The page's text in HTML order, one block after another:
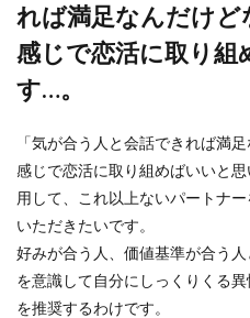
れば満足なんだけ
感じで恋活に取り組
す…。
「気が合う人と会話できれば満
感じで恋活に取り組めばいいと
用して、これ以上ないパートナ
いただきたいです。
好みが合う人、価値基準が合う
を意識して自分にしっくりくる
を推奨するわけです。